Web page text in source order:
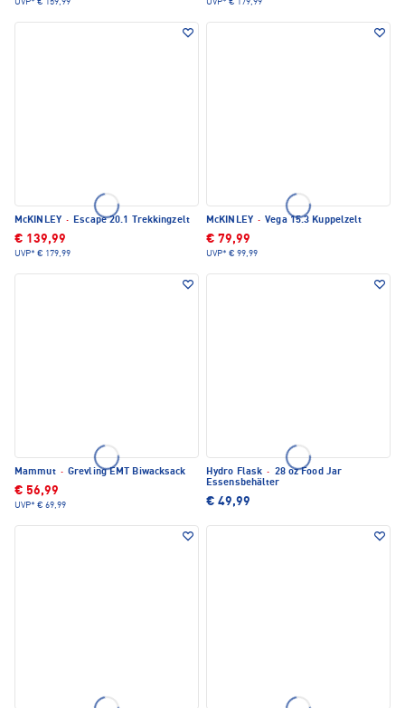
UVP* € 159,99 UVP* € 179,99
McKINLEY · Escape 20.1 Trekkingzelt
€ 139,99
UVP* € 179,99
McKINLEY · Vega 15.3 Kuppelzelt
€ 79,99
UVP* € 99,99
Mammut · Grevling EMT Biwacksack
€ 56,99
UVP* € 69,99
Hydro Flask · 28 oz Food Jar
Essensbehälter
€ 49,99